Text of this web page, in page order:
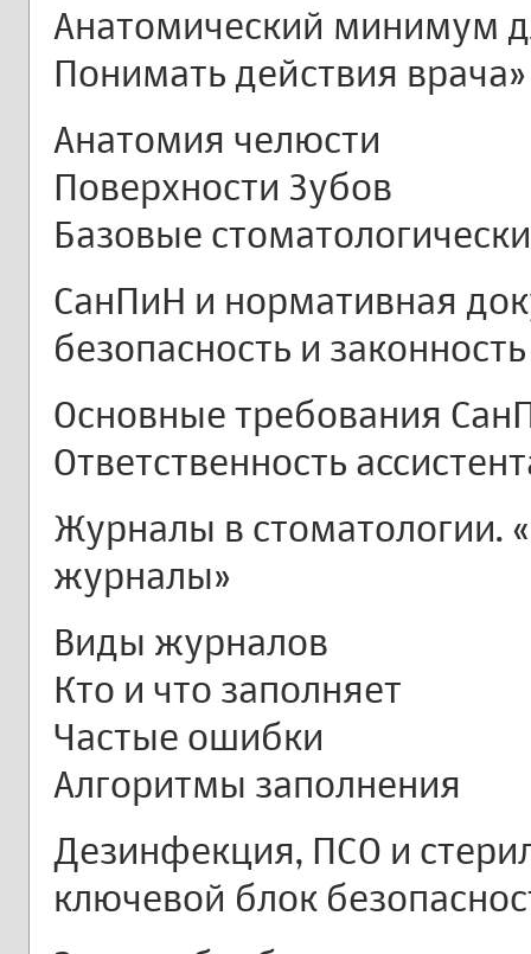
Анатомический минимум
Понимать действия врача»
Анатомия челюсти
Поверхности Зубов
Базовые
СанПиН и нормативная
безопасность и
Основные требования
Ответственность
Журналы в стоматологии.
журналы»
Виды журналов
Кто и что заполняет
Частые ошибки
Алгоритмы заполнения
Дезинфекция, ПСО и
ключевой блок